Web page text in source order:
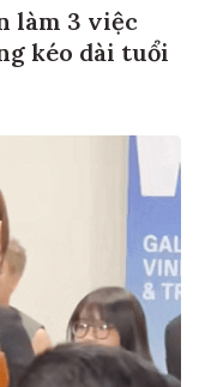
làm 3 việc
kéo dài tuổi